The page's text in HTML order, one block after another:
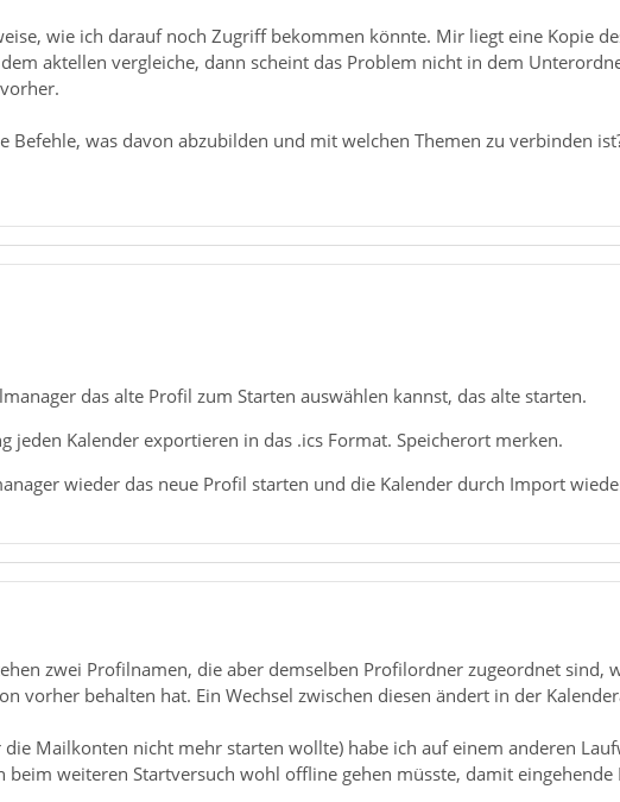
wie ich darauf noch Zugriff bekommen könnte. Mir liegt eine Kopie
aktellen vergleiche, dann scheint das Problem nicht in dem
Befehle, was davon abzubilden und mit welchen Themen zu verbinden
das alte Profil zum Starten auswählen kannst, das alte starten.
jeden Kalender exportieren in das .ics Format. Speicherort merken.
wieder das neue Profil starten und die Kalender durch Import
zwei Profilnamen, die aber demselben Profilordner zugeordnet sind,
vorher behalten hat. Ein Wechsel zwischen diesen ändert in der
die Mailkonten nicht mehr starten wollte) habe ich auf einem anderen
beim weiteren Startversuch wohl offline gehen müsste, damit